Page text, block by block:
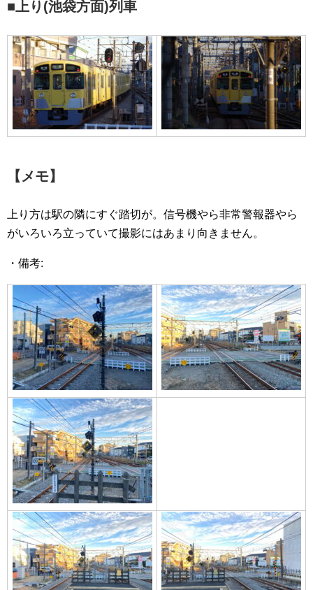
■上り(池袋方面)列車
【メモ】
上り方は駅の隣にすぐ踏切が。信号機やら非常警報器やら
がいろいろ立っていて撮影にはあまり向きません。
・備考: